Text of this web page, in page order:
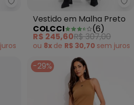
Colcci - Vestido Canelado
juros
Vestido em Malha Preto
COLCCI
(6)
R$ 245,60R$ 307,00
ou 8x de R$ 30,70 sem juros
-29%